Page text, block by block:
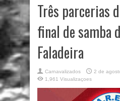
Três parcerias
final de samba
Faladeira
Carnavalizados 2 de
1,961 Visualizaçoes